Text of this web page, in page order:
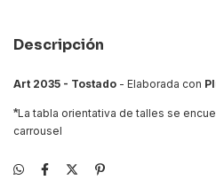
Descripción
Art 2035 - Tostado - Elaborada con
*La tabla orientativa de talles se
carrousel